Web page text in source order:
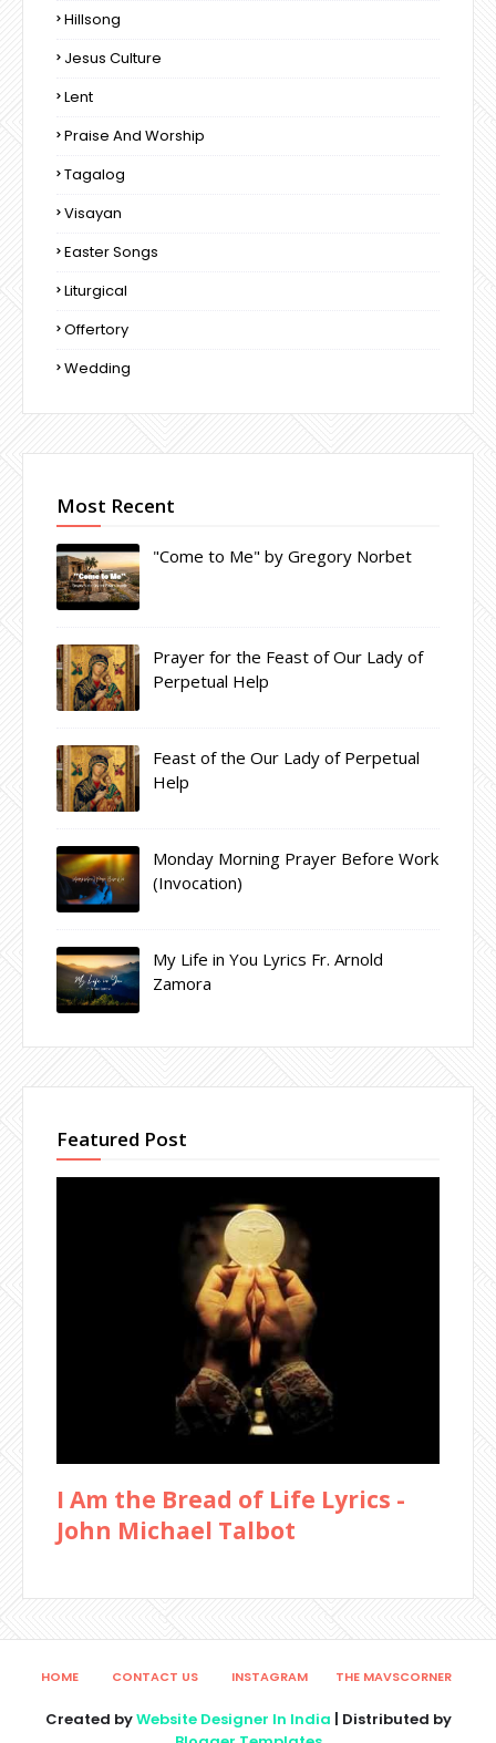
Hillsong
Jesus Culture
Lent
Praise And Worship
Tagalog
Visayan
Easter Songs
Liturgical
Offertory
Wedding
Most Recent
"Come to Me" by Gregory Norbet
Prayer for the Feast of Our Lady of
Perpetual Help
Feast of the Our Lady of Perpetual
Help
Monday Morning Prayer Before Work
(Invocation)
My Life in You Lyrics Fr. Arnold
Zamora
Featured Post
I Am the Bread of Life Lyrics -
John Michael Talbot
HOME CONTACT US INSTAGRAM THE MAVSCORNER
Created byWebsite Designer In India | Distributed by